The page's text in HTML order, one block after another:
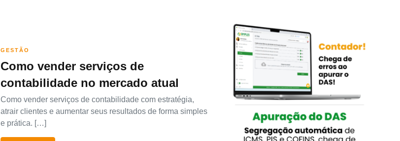
GESTÃO
Como vender serviços de
contabilidade no mercado atual
Como vender serviços de contabilidade com estratégia,
atrair clientes e aumentar seus resultados de forma simples
e prática. […]